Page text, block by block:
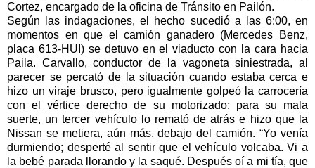
Cortez, encargado de la oficina de Tránsito en Pailón.
Según las indagaciones, el hecho sucedió a las 6:00, en
momentos en que el camión ganadero (Mercedes Benz,
placa 613-HUI) se detuvo en el viaducto con la cara hacia
Paila. Carvallo, conductor de la vagoneta siniestrada, al
parecer se percató de la situación cuando estaba cerca e
hizo un viraje brusco, pero igualmente golpeó la carrocería
con el vértice derecho de su motorizado; para su mala
suerte, un tercer vehículo lo remató de atrás e hizo que la
Nissan se metiera, aún más, debajo del camión. “Yo venía
durmiendo; desperté al sentir que el vehículo volcaba. Vi a
la bebé parada llorando y la saqué. Después oí a mi tía, que